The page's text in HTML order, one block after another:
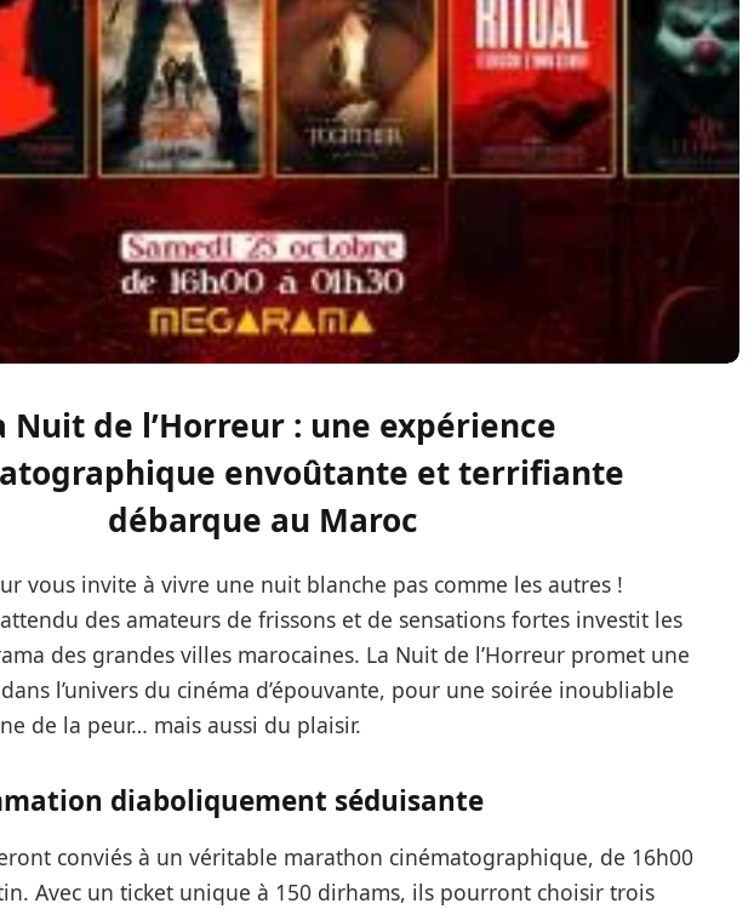
Nuit de l’Horreur : une expérience
envoûtante et terrifiante
débarque au Maroc
vous invite à vivre une nuit blanche pas comme les autres !
attendu des amateurs de frissons et de sensations fortes investit les
des grandes villes marocaines. La Nuit de l’Horreur promet une
l’univers du cinéma d’épouvante, pour une soirée inoubliable
de la peur… mais aussi du plaisir.
diaboliquement séduisante
conviés à un véritable marathon cinématographique, de 16h00
Avec un ticket unique à 150 dirhams, ils pourront choisir trois